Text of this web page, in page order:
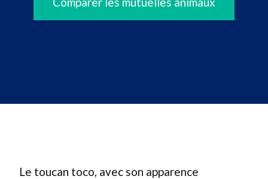
Le toucan toco, avec son apparence